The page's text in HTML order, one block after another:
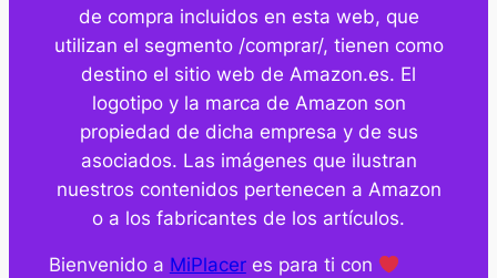
de compra incluidos en esta web, que
utilizan el segmento /comprar/, tienen como
destino el sitio web de Amazon.es. El
logotipo y la marca de Amazon son
propiedad de dicha empresa y de sus
asociados. Las imágenes que ilustran
nuestros contenidos pertenecen a Amazon
o a los fabricantes de los artículos.
Bienvenido a MiPlaceres para ti con